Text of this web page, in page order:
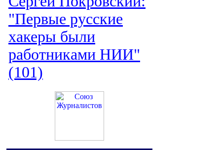
"Первые русские
хакеры были
работниками НИИ"
(101)